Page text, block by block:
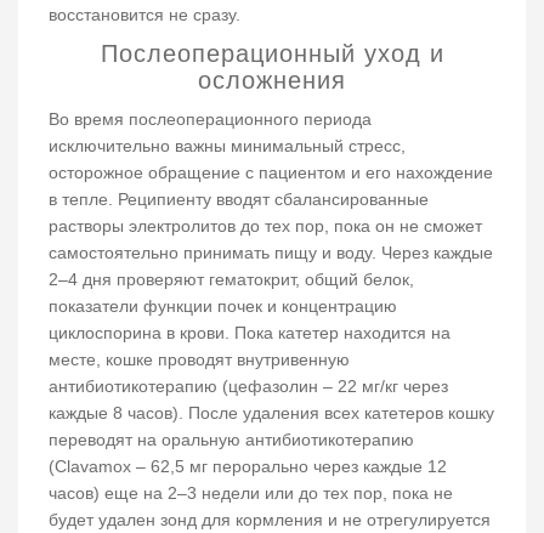
восстановится не сразу.
Послеоперационный уход и
осложнения
Во время послеоперационного периода
исключительно важны минимальный стресс,
осторожное обращение с пациентом и его нахождение
в тепле. Реципиенту вводят сбалансированные
растворы электролитов до тех пор, пока он не сможет
самостоятельно принимать пищу и воду. Через каждые
2–4 дня проверяют гематокрит, общий белок,
показатели функции почек и концентрацию
циклоспорина в крови. Пока катетер находится на
месте, кошке проводят внутривенную
антибиотикотерапию (цефазолин – 22 мг/кг через
каждые 8 часов). После удаления всех катетеров кошку
переводят на оральную антибиотикотерапию
(Clavamox – 62,5 мг перорально через каждые 12
часов) еще на 2–3 недели или до тех пор, пока не
будет удален зонд для кормления и не отрегулируется